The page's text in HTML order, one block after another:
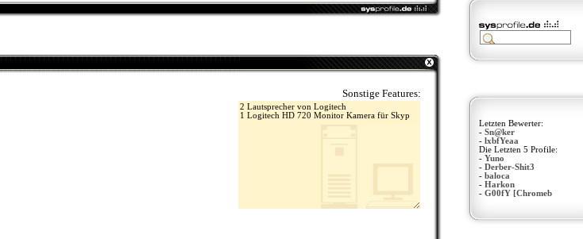
Sonstige Features:
Letzten Bewerter:
- Sn@ker
- lxbfYeaa
Die Letzten 5 Profile:
- Yuno
- Derber-Shit3
- baloca
- Harkon
- G00fY [Chromeb